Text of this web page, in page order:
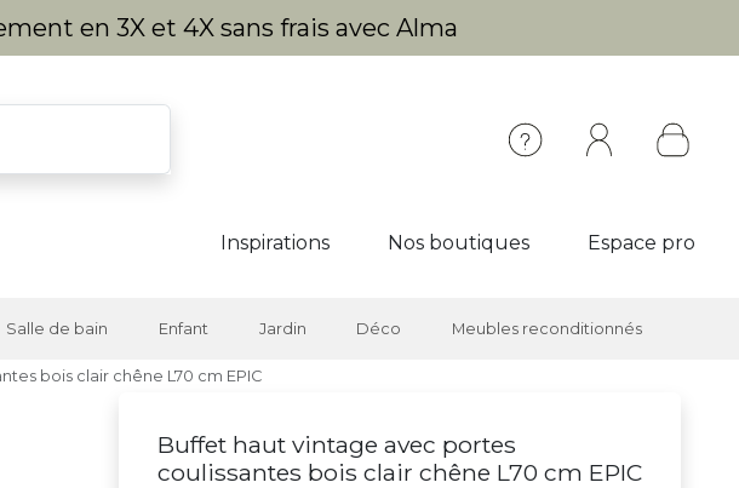
en 3X et 4X sans frais avec Alma
Inspirations Nos boutiques Espace pro
Salle de bain Enfant Jardin Déco Meubles reconditionnés
bois clair chêne L70 cm EPIC
Buffet haut vintage avec portes
coulissantes bois clair chêne L70 cm EPIC